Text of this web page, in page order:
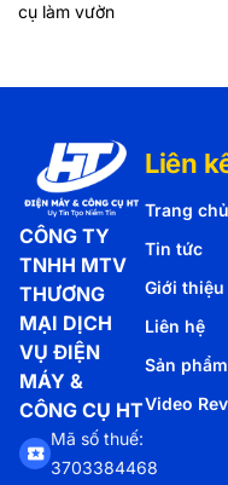
cụ làm vườn
CÔNG TY
TNHH MTV
THƯƠNG
MẠI DỊCH
VỤ ĐIỆN
MÁY &
CÔNG CỤ HT
Mã số thuế:
3703384468
Liên
Trang chủ
Tin tức
Giới thiệu
Liên hệ
Sản phẩm
Video